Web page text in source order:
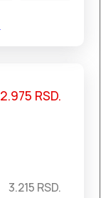
2.975 RSD.
3.215 RSD.